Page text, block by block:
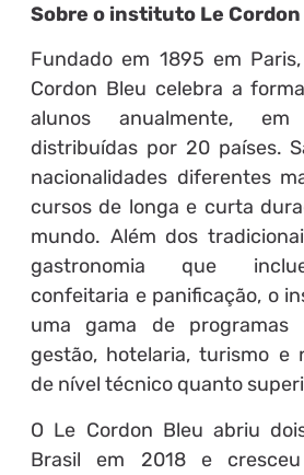
Sobre o instituto Le Cordon
Fundado em 1895 em
Cordon Bleu celebra a
alunos anualmente,
distribuídas por 20 países.
nacionalidades diferentes
cursos de longa e curta
mundo. Além dos
gastronomia que
confeitaria e panificação, o
uma gama de programas
gestão, hotelaria, turismo e
de nível técnico quanto
O Le Cordon Bleu abriu
Brasil em 2018 e